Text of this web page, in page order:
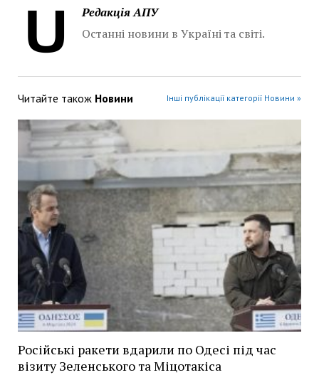
Редакція АПУ
Останні новини в Україні та світі.
Читайте також Новини Інші публікації категорії Новини »
Російські ракети вдарили по Одесі під час
візиту Зеленського та Міцотакіса